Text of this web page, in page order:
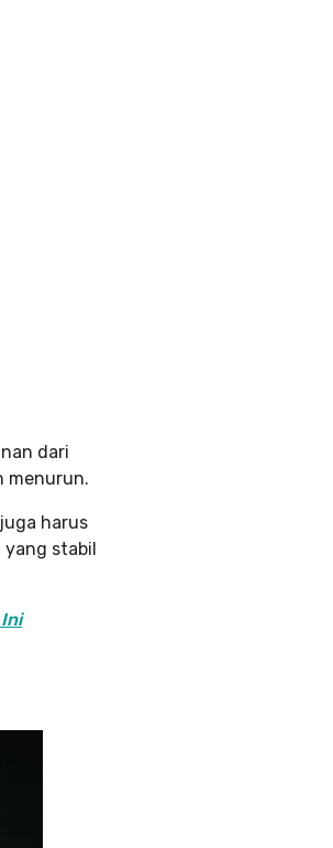
dari
menurun.
harus
yang stabil